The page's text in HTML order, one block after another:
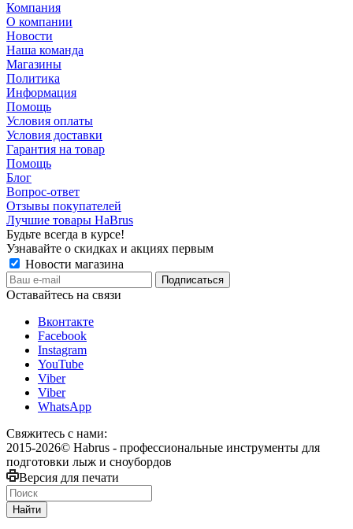
Компания
О компании
Новости
Наша команда
Магазины
Политика
Информация
Помощь
Условия оплаты
Условия доставки
Гарантия на товар
Помощь
Блог
Вопрос-ответ
Отзывы покупателей
Лучшие товары HaBrus
Будьте всегда в курсе!
Узнавайте о скидках и акциях первым
Новости магазина
Оставайтесь на связи
Вконтакте
Facebook
Instagram
YouTube
Viber
Viber
WhatsApp
Свяжитесь с нами:
2015-2026© Habrus - профессиональные инструменты для
подготовки лыж и сноубордов
Версия для печати
Найти